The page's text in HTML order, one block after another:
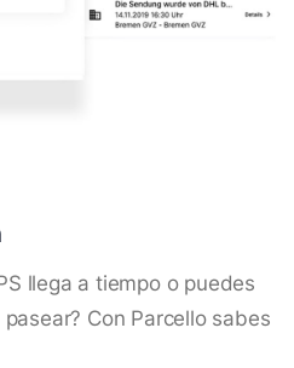
llega a tiempo o puedes
Con Parcello sabes